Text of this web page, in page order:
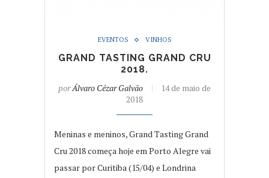
EVENTOS VINHOS
GRAND TASTING GRAND CRU
2018.
porÁlvaro Cézar Galvão
14 de maio de
2018
Meninas e meninos, Grand Tasting Grand
Cru 2018 começa hoje em Porto Alegre vai
passar por Curitiba (15/04) e Londrina